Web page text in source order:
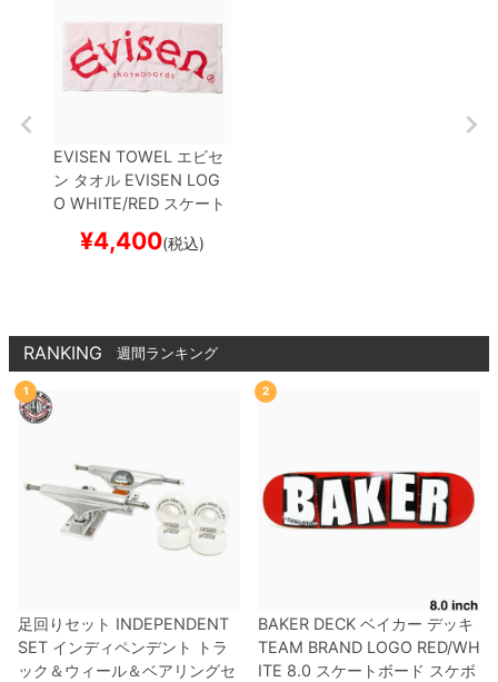
EVISEN TOWEL エビセ
ン タオル EVISEN LOG
O WHITE/RED スケート
¥4,400(税込)
RANKING 週間ランキング
1
足回りセット INDEPENDENT
SET インディペンデント
トラ
ック＆ウィール＆ベアリングセ
2
BAKER DECK ベイカー デッキ
TEAM BRAND LOGO RED/WH
ITE 8.0 スケートボード スケボ